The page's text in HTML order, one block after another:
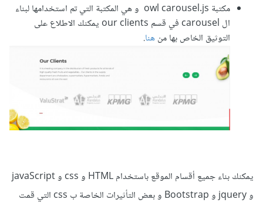
مكتبة owl carousel.js و هي المكتبة التي تم استخدامها لبناء
ال carousel في قسم our clients يمكنك الاطلاع على
التوثيق الخاص بها منهنا.
يمكنك بناء جميع أقسام الموقع باستخدام HTML و css و javaScript
و jquery و Bootstrap و بعض التأثيرات الخاصة ب css التي قمت